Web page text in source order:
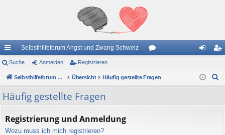
ch
ne
llz
riff
Selbsthilfeforum Angst und Zwang Schweiz
en m ist
Suche Anmelden Registrieren
Selbsthilfeforum Angst und Zwang Schweiz Übersicht Häufig gestellte Fragen
Häufig gestellte Fragen
Registrierung und Anmeldung
Wozu muss ich mich registrieren?